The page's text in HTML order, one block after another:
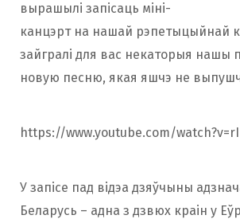
вырашылі запісаць міні-
канцэрт на нашай рэпетыцыйнай
зайгралі для вас некаторыя нашы
новую песню, якая яшчэ не
https://www.youtube.com/
У запісе пад відэа дзяўчыны
Беларусь – адна з дзвюх краін у